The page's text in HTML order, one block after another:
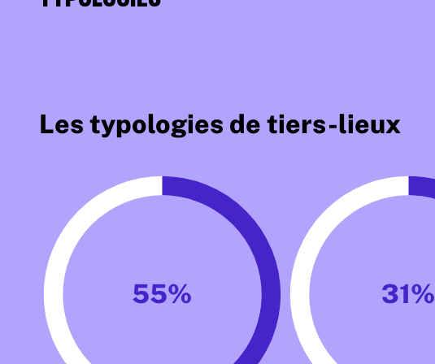
Les typologies de tiers-lieux
55% 31%